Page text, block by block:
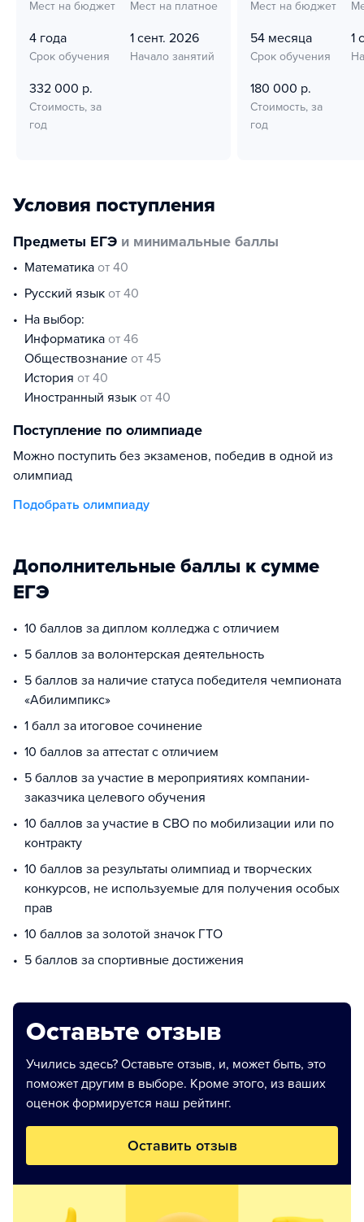
Мест на бюджет Мест на платное
4 года
Срок обучения
1 сент. 2026
Начало занятий
332 000 р.
Стоимость, за
год
Мест на бюджет
54 месяца
Срок обучения
1
180 000 р.
Стоимость, за
год
Условия поступления
Предметы ЕГЭ и минимальные баллы
математика от 40
русский язык от 40
На выбор:
информатика от 46
обществознание от 45
история от 40
иностранный язык от 40
Поступление по олимпиаде
Можно поступить без экзаменов, победив в одной из
олимпиад
Подобрать олимпиаду
Дополнительные баллы к сумме
ЕГЭ
10 баллов за диплом колледжа с отличием
5 баллов за волонтерская деятельность
5 баллов за наличие статуса победителя чемпионата
«Абилимпикс»
1 балл за итоговое сочинение
10 баллов за аттестат с отличием
5 баллов за участие в мероприятиях компании-
заказчика целевого обучения
10 баллов за участие в СВО по мобилизации или по
контракту
10 баллов за результаты олимпиад и творческих
конкурсов, не используемые для получения особых
прав
10 баллов за золотой значок ГТО
5 баллов за спортивные достижения
Оставьте отзыв
Учились здесь? Оставьте отзыв, и, может быть, это
поможет другим в выборе. Кроме этого, из ваших
оценок формируется наш рейтинг.
Оставить отзыв